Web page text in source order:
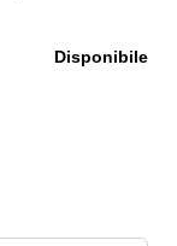
Disponibile